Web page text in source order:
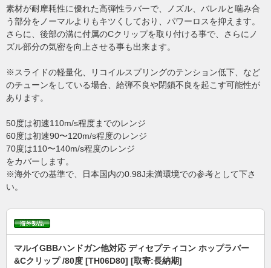
素材が耐摩耗性に優れた高弾性ラバーで、ノズル、バレルと噛み合
う部分をノーマルよりもキツくしており、パワーロスを抑えます。
さらに、後部の溝に付属のCクリップを取り付ける事で、さらにノ
ズル部分の気密を向上させる事も出来ます。
※スライドの軽量化、リコイルスプリングのテンション低下、など
のチューンをしている場合、給弾不良や閉鎖不良を起こす可能性が
あります。
50度は初速110m/s程度までのレンジ
60度は初速90〜120m/s程度のレンジ
70度は110〜140m/s程度のレンジ
をカバーします。
※海外での基準で、日本国内の0.98J未満環境での参考として下さ
い。
マルイGBBハンドガン他対応 ディセプティコン ホップラバー
&Cクリップ /80度 [TH06D80] [取寄:長納期]